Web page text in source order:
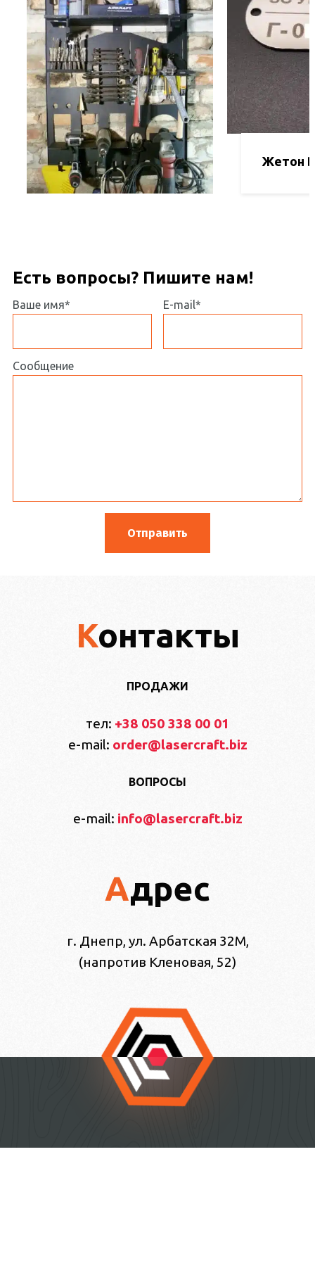
Жетон
Есть вопросы? Пишите нам!
Ваше имя* E-mail*
Сообщение
Контакты
ПРОДАЖИ
тел: +38 050 338 00 01
e-mail: order@lasercraft.biz
ВОПРОСЫ
e-mail: info@lasercraft.biz
Адрес
г. Днепр, ул. Арбатская 32М,
(напротив Кленовая, 52)